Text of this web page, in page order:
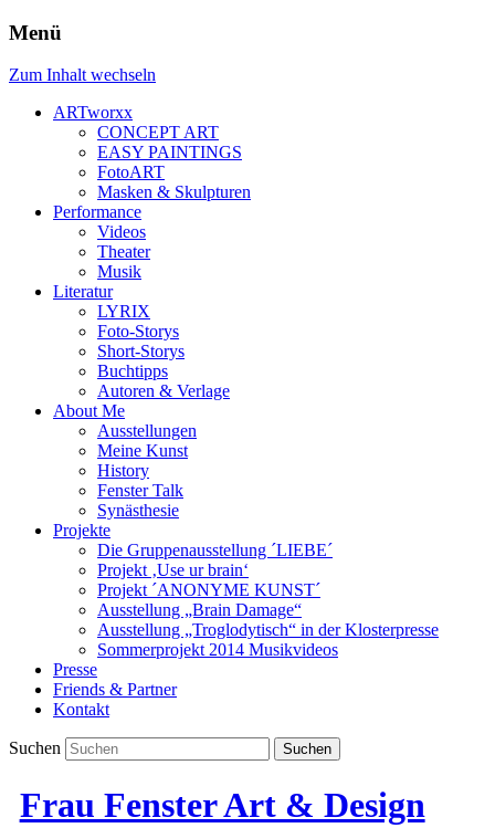
Menü
Zum Inhalt wechseln
ARTworxx
CONCEPT ART
EASY PAINTINGS
FotoART
Masken & Skulpturen
Performance
Videos
Theater
Musik
Literatur
LYRIX
Foto-Storys
Short-Storys
Buchtipps
Autoren & Verlage
About Me
Ausstellungen
Meine Kunst
History
Fenster Talk
Synästhesie
Projekte
Die Gruppenausstellung ´LIEBE´
Projekt ‚Use ur brain‘
Projekt ´ANONYME KUNST´
Ausstellung „Brain Damage“
Ausstellung „Troglodytisch“ in der Klosterpresse
Sommerprojekt 2014 Musikvideos
Presse
Friends & Partner
Kontakt
Suchen
Frau Fenster Art & Design